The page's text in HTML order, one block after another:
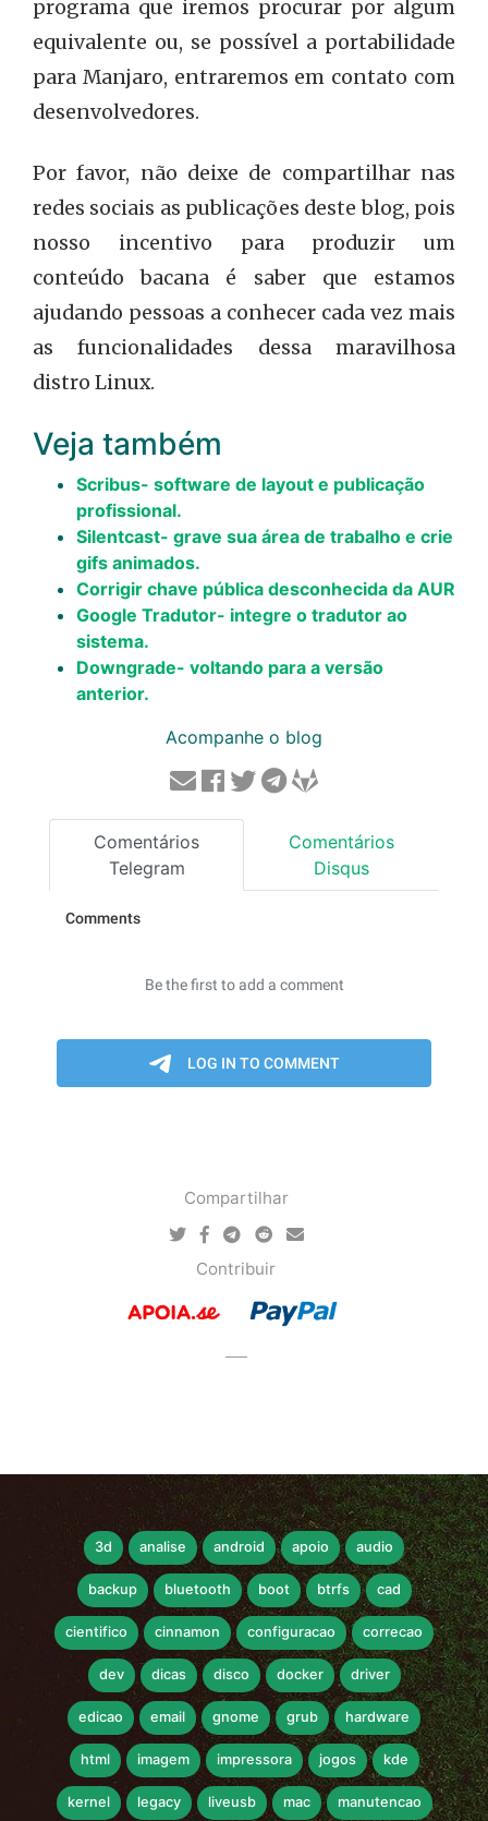
Compartilhar
Contribuir
programa que iremos procurar por algum
equivalente ou, se possível a portabilidade
para Manjaro, entraremos em contato com
desenvolvedores.
Por favor, não deixe de compartilhar nas
redes sociais as publicações deste blog, pois
nosso incentivo para produzir um
conteúdo bacana é saber que estamos
ajudando pessoas a conhecer cada vez mais
as funcionalidades dessa maravilhosa
distro Linux.
Veja também
Scribus- software de layout e publicação
profissional.
Silentcast- grave sua área de trabalho e crie
gifs animados.
Corrigir chave pública desconhecida da AUR
Google Tradutor- integre o tradutor ao
sistema.
Downgrade- voltando para a versão
anterior.
Acompanhe o blog
Comentários
Telegram
Comentários
Disqus
3d analise android apoio audio
backup bluetooth boot btrfs cad
cientifico cinnamon configuracao correcao
dev dicas disco docker driver
edicao email gnome grub hardware
html imagem impressora jogos kde
kernel legacy liveusb mac manutencao